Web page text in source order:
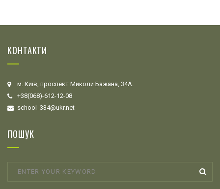
КОНТАКТИ
м. Київ, проспект Миколи Бажана, 34А.
+38(068)-612-12-08
school_334@ukr.net
ПОШУК